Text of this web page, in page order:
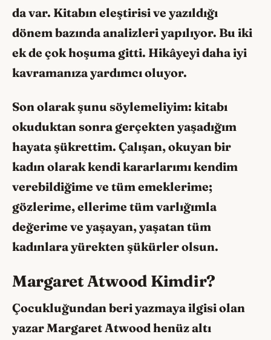
da var. Kitabın eleştirisi ve yazıldığı
dönem bazında analizleri yapılıyor. Bu iki
ek de çok hoşuma gitti. Hikâyeyi daha iyi
kavramanıza yardımcı oluyor.
Son olarak şunu söylemeliyim: kitabı
okuduktan sonra gerçekten yaşadığım
hayata şükrettim. Çalışan, okuyan bir
kadın olarak kendi kararlarımı kendim
verebildiğime ve tüm emeklerime;
gözlerime, ellerime tüm varlığımla
değerime ve yaşayan, yaşatan tüm
kadınlara yürekten şükürler olsun.
Margaret Atwood Kimdir?
Çocukluğundan beri yazmaya ilgisi olan
yazar Margaret Atwood henüz altı